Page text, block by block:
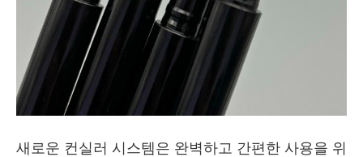
새로운 컨실러 시스템은 완벽하고 간편한 사용을 위